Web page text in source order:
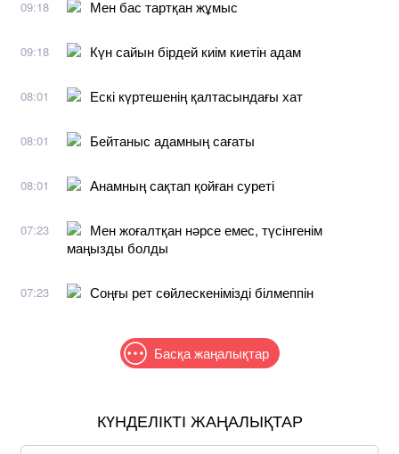
09:18 Мен бас тартқан жұмыс
09:18 Күн сайын бірдей киім киетін адам
08:01 Ескі күртешенің қалтасындағы хат
08:01 Бейтаныс адамның сағаты
08:01 Анамның сақтап қойған суреті
07:23
Мен жоғалтқан нәрсе емес, түсінгенім
маңызды болды
07:23 Соңғы рет сөйлескенімізді білмеппін
Басқа жаңалықтар
КҮНДЕЛІКТІ ЖАҢАЛЫҚТАР